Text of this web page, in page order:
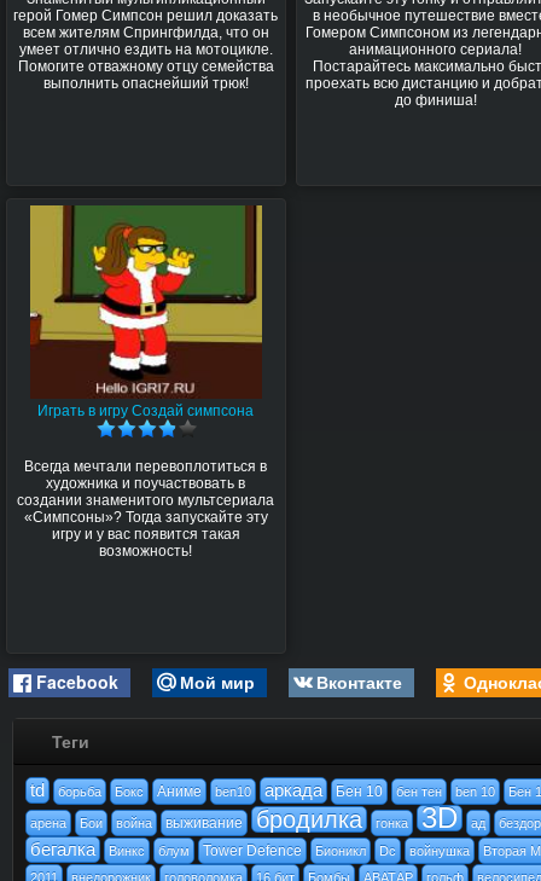
герой Гомер Симпсон решил доказать
всем жителям Спрингфилда, что он
умеет отлично ездить на мотоцикле.
Помогите отважному отцу семейства
выполнить опаснейший трюк!
в необычное путешествие
Гомером Симпсоном из
анимационного сериала!
Постарайтесь максимально
проехать всю дистанцию и
до финиша!
Играть в игру Создай симпсона
Всегда мечтали перевоплотиться в
художника и поучаствовать в
создании знаменитого мультсериала
«Симпсоны»? Тогда запускайте эту
игру и у вас появится такая
возможность!
Facebook Мой мир Вконтакте
Теги
td борьба Бокс Аниме ben10 аркада Бен 10 бен тен ben 10 Бен
арена Бои война выживание бродилка гонка 3D ад
бегалка Винкс блум Tower Defence Бионикл Dc войнушка
Вторая
2011
внедорожник головоломка 16 бит Бомбы АВАТАР гольф велосипед